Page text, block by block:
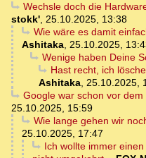
Wechsle doch die
stokk', 25.10.2025, 13:38
Wie wäre es damit
Ashitaka, 25.10.2025,
Wenige haben Deine
Hast recht, ich
Ashitaka, 25.10.2025,
Google war schon vor dem
25.10.2025, 15:59
Wie lange gehen wir
25.10.2025, 17:47
Ich wollte immer